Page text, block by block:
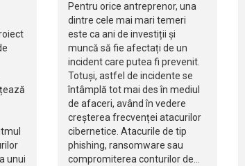
unui
Pentru orice antreprenor, una
dintre cele mai mari temeri
este ca ani de investiții și
muncă să fie afectați de un
incident care putea fi prevenit.
Totuși, astfel de incidente se
întâmplă tot mai des în mediul
de afaceri, având în vedere
creșterea frecvenței atacurilor
cibernetice. Atacurile de tip
phishing, ransomware sau
compromiterea conturilor de…